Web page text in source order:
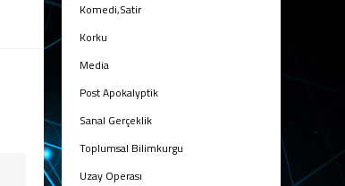
Komedi,Satir
Korku
Media
Post Apokalyptik
Sanal Gerçeklik
Toplumsal Bilimkurgu
Uzay Operası